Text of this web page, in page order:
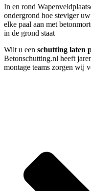
In en rond
ondergrond hoe steviger
elke paal aan met
in de grond staat
Wilt u een schutting laten
Betonschutting.nl heeft
montage teams zorgen wij